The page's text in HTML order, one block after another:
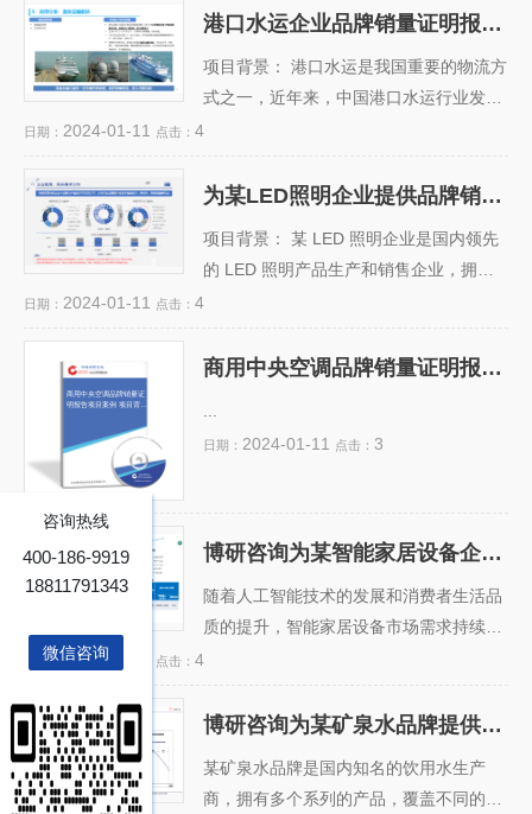
产和销售各类电子测量仪器的企业，主要
产品包括...
象探测、海洋监测、科学实验、教育训
空是一种战略性新兴产业，对国家经济社
会发展和国防安全具有重要意义。 我国通
突破 100 万小时。但与此同时，作为产业
核心的通航运...
港口水运企业品牌销量证
港口水运企业品牌销量证明报告业务
项目背景： 港口水运是我国重要的物流方
式之一，近年来，中国港口水运行业发展
烈的竞争和挑战，如何提升自身品牌形象
切需求。 客户痛点： 某港口水运企业
（以下简称客户）是一家专业从事港口水
服务。客户在行业内有一定的知名度和规
日期： 2024-01-11 点击： 4
为某LED照明企业提供品
牌销量认证服务
为某LED照明企业提供品牌销量认证服务
项目背景： 某 LED 照明企业是国内领先
的 LED 照明产品生产和销售企业，拥有
该企业在 2022 年实现了销售额超过 100
希望对其品牌销量进行有效认证，以证明
市场份额和知名度，但是其品牌销量数据
日期： 2024-01-11 点击： 4
商用中央空调品牌销量证
明报告项目案例 项目背
商用中央空调品牌销量证明报告项目案例 项目背景： 商
日期： 2024-01-11 点击： 3
博研咨询为某智能家居设
业务
博研咨询为某智能家居设备企业提供品牌销量认证业务
随着人工智能技术的发展和消费者生活品
质的提升，智能家居设备市场需求持续增
日期：2024-01-11 点击： 4
博研咨询为某矿泉水品牌
提供品牌销量认证咨询服
务
博研咨询为某矿泉水品牌提供品牌销量认证咨询服务
某矿泉水品牌是国内知名的饮用水生产
商，拥有多个系列的产品，覆盖不同的消
咨询热线
400-186-9919
18811791343
微信咨询